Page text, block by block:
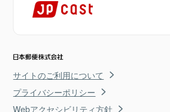
サイトのご利用について
プライバシーポリシー
Webアクセシビリティ方針